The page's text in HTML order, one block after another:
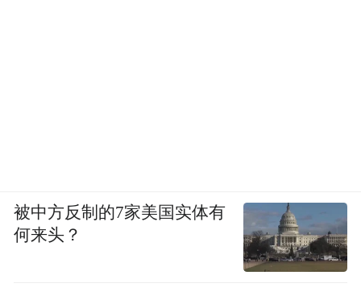
被中方反制的7家美国实体有
何来头？